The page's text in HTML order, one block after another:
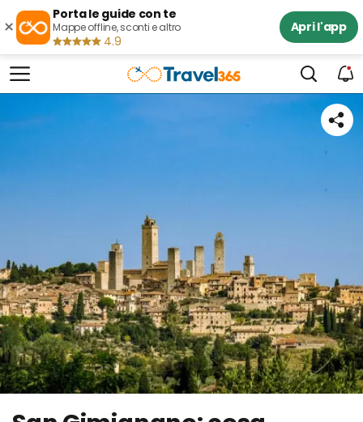
×
Porta le guide con te
Mappe offline, sconti e altro
4.9
Apri l'app